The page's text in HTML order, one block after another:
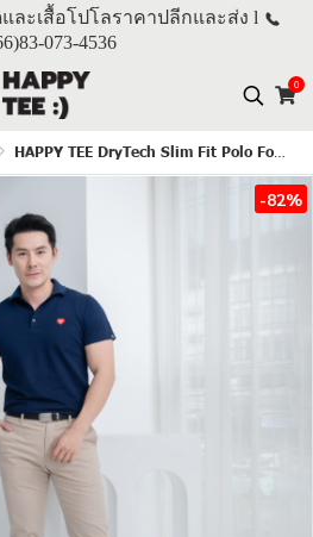
ละเสื้อโปโลราคาปลีกและส่ง l
83-073-4536
0
HAPPY TEE DryTech Slim Fit Polo For Him "สีกรมท่า"
-82%